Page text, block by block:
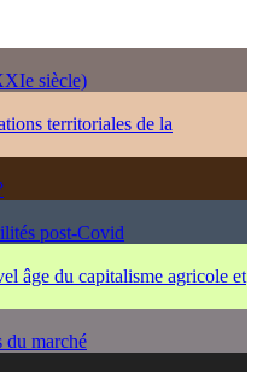
siècle)
territoriales de la
post-Covid
âge du capitalisme agricole et
du marché